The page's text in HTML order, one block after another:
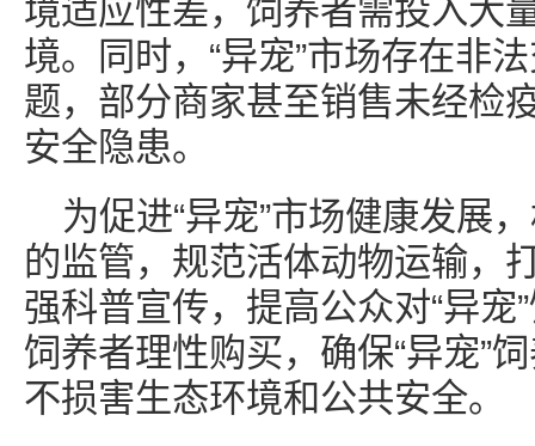
境适应性差，饲养者需投入大
境。同时，“异宠”市场存在非
题，部分商家甚至销售未经检
安全隐患。
为促进“异宠”市场健康发展
的监管，规范活体动物运输，
强科普宣传，提高公众对“异宠
饲养者理性购买，确保“异宠”
不损害生态环境和公共安全。